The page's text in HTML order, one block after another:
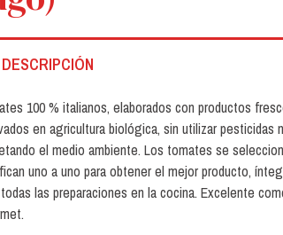
DESCRIPCIÓN
100 % italianos, elaborados con productos
en agricultura biológica, sin utilizar pesticidas
el medio ambiente. Los tomates se
uno a uno para obtener el mejor producto,
las preparaciones en la cocina. Excelente